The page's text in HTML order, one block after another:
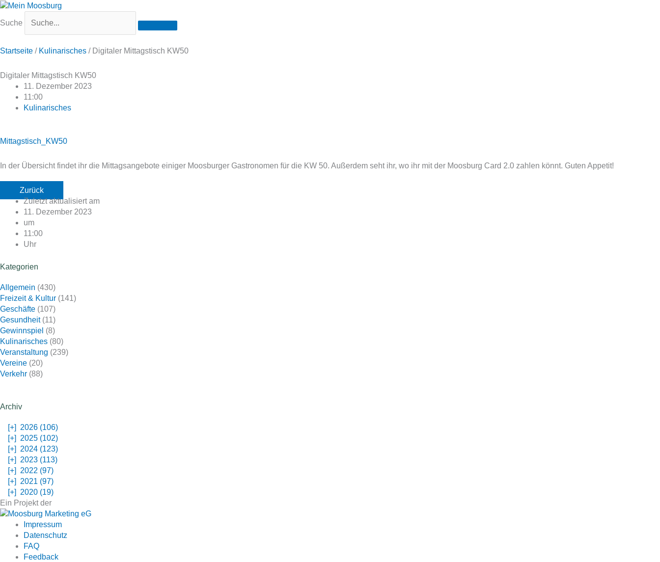
Suche
Startseite / Kulinarisches / Digitaler Mittagstisch KW50
Digitaler Mittagstisch KW50
11. Dezember 2023
11:00
Kulinarisches
Mittagstisch_KW50
In der Übersicht findet ihr die Mittagsangebote einiger Moosburger Gastronomen für die KW 50. Außerdem seht ihr, wo ihr mit der Moosburg Card 2.0 zahlen könnt. Guten Appetit!
Zurück
Zuletzt aktualisiert am
11. Dezember 2023
um
11:00
Uhr
Kategorien
Allgemein (430)
Freizeit & Kultur (141)
Geschäfte (107)
Gesundheit(11)
Gewinnspiel (8)
Kulinarisches (80)
Veranstaltung (239)
Vereine (20)
Verkehr (88)
Archiv
[+]
2026 (106)
[+]
2025 (102)
[+]
2024 (123)
[+]
2023 (113)
[+]
2022 (97)
[+]
2021 (97)
[+]
2020 (19)
Ein Projekt der
Impressum
Datenschutz
FAQ
Feedback